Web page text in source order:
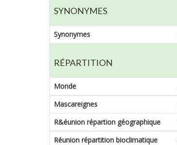
SYNONYMES
Synonymes
RÉPARTITION
Monde
Mascareignes
R&éunion répartion géographique
Réunion répartition bioclimatique